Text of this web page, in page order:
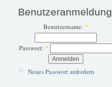
Benutzeranmeldung
Benutzername: *
Passwort: *
Neues Passwort anfordern